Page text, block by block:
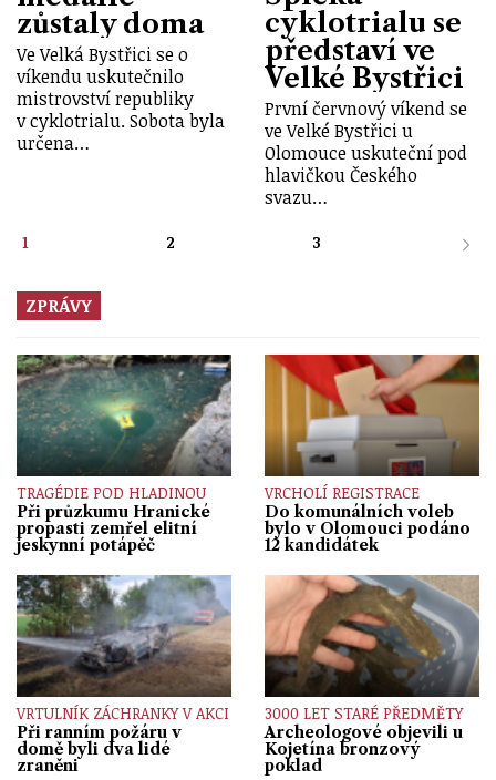
zůstaly doma
Ve Velká Bystřici se o
víkendu uskutečnilo
mistrovství republiky
v cyklotrialu. Sobota byla
určena…
cyklotrialu se
představí ve
Velké Bystřici
První červnový víkend se
ve Velké Bystřici u
Olomouce uskuteční pod
hlavičkou Českého
svazu…
1 2 3
ZPRÁVY
TRAGÉDIE POD HLADINOU
Při průzkumu Hranické
propasti zemřel elitní
jeskynní potápěč
VRCHOLÍ REGISTRACE
Do komunálních voleb
bylo v Olomouci podáno
12 kandidátek
VRTULNÍK ZÁCHRANKY V AKCI
Při ranním požáru v
domě byli dva lidé
zraněni
3000 LET STARÉ PŘEDMĚTY
Archeologové objevili u
Kojetína bronzový
poklad